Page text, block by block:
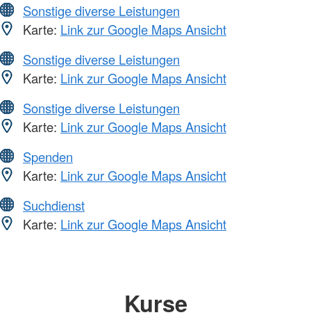
Sonstige diverse Leistungen
Karte: Link zur Google Maps Ansicht
Sonstige diverse Leistungen
Karte: Link zur Google Maps Ansicht
Sonstige diverse Leistungen
Karte: Link zur Google Maps Ansicht
Spenden
Karte: Link zur Google Maps Ansicht
Suchdienst
Karte: Link zur Google Maps Ansicht
Kurse